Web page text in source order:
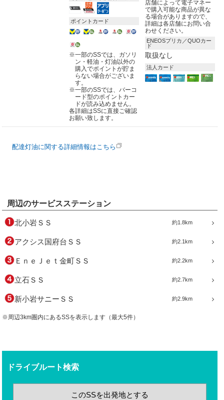
ポイントカード
※一部のSSでは、ガソリ
ン・軽油・灯油以外の
購入でポイントが貯ま
らない場合がございま
す。
※一部のSSでは、バーコ
ード型のポイントカー
ドが読み込めません。
各詳細はSSに直接ご確認
お願い致します。
店舗によって電子マネー
で購入可能な商品が異な
る場合がありますので、
詳細は各店舗にお問い合
わせください。
ENEOSプリカ／QUOカー
ド
取扱なし
法人カード
配達灯油に関する詳細情報はこちら
周辺のサービスステーション
約1.8km
北小岩ＳＳ
約2.1km
アクシス国府台ＳＳ
約2.2km
ＥｎｅＪｅｔ金町ＳＳ
約2.7km
立石ＳＳ
約2.9km
新小岩サニーＳＳ
※周辺3km圏内にあるSSを表示します（最大5件）
ドライブルート検索
このSSを出発地とする